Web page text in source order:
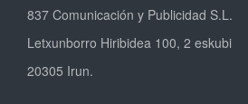
837 Comunicación y Publicidad S.L.
Letxunborro Hiribidea 100, 2 eskubi
20305 Irun.